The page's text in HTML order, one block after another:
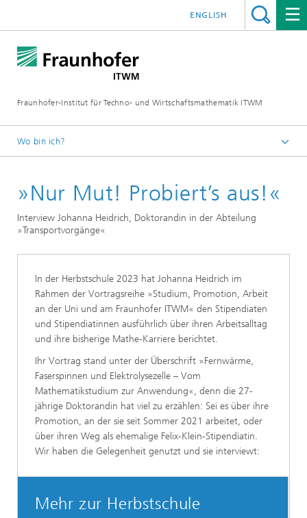
Fraunhofer-Institut für Techno- und Wirtschaftsmathematik ITWM
ENGLISH
Wo bin ich?
Jobs|Karriere
Herbstschule der Felix-Klein-Akademie 2023
»Nur Mut! Probiert’s aus!«
Interview Johanna Heidrich, Doktorandin in der Abteilung
»Transportvorgänge«
In der Herbstschule 2023 hat Johanna Heidrich im
Rahmen der Vortragsreihe »Studium, Promotion, Arbeit
an der Uni und am Fraunhofer ITWM« den Stipendiaten
und Stipendiatinnen ausführlich über ihren Arbeitsalltag
und ihre bisherige Mathe-Karriere berichtet.
Ihr Vortrag stand unter der Überschrift »Fernwärme,
Faserspinnen und Elektrolysezelle – Vom
Mathematikstudium zur Anwendung«, denn die 27-
jährige Doktorandin hat viel zu erzählen: Sei es über ihre
Promotion, an der sie seit Sommer 2021 arbeitet, oder
über ihren Weg als ehemalige Felix-Klein-Stipendiatin.
Wir haben die Gelegenheit genutzt und sie interviewt:
Mehr zur Herbstschule